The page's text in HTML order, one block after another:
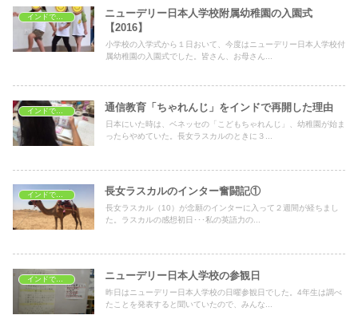
ニューデリー日本人学校附属幼稚園の入園式
【2016】
小学校の入学式から１日おいて、今度はニューデリー日本人学校付
属幼稚園の入園式でした。皆さん、お母さん...
通信教育「ちゃれんじ」をインドで再開した理由
日本にいた時は、ベネッセの「こどもちゃれんじ」、幼稚園が始ま
ったらやめていた。長女ラスカルのときに３...
インドで子育て 長女ラスカルのインター奮闘記①
長女ラスカル（10）が念願のインターに入って２週間が経ちまし
た。ラスカルの感想初日･･･私の英語力の...
インドで子育て ニューデリー日本人学校の参観日
昨日はニューデリー日本人学校の日曜参観日でした。4年生は調べ
たことを発表すると聞いていたので、みんな...